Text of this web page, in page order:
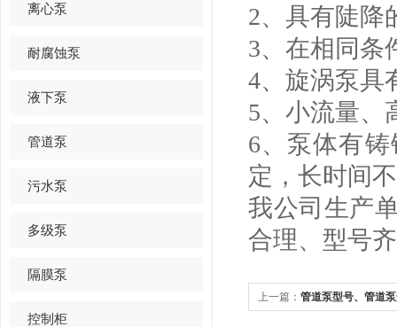
离心泵
耐腐蚀泵
液下泵
管道泵
污水泵
多级泵
隔膜泵
控制柜
2、 具有陡降
3、 在相同条
4、 旋涡泵具
5、 小流量、
6、 泵体有
定，长时间
我公司生产
合理、型号
上一篇： 管道泵型号、管道